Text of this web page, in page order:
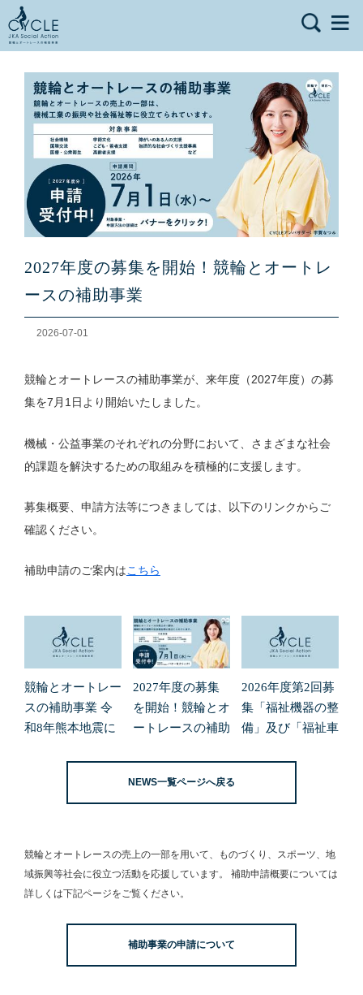
2027年度の募集を開始！競輪とオートレ
ースの補助事業
2026-07-01
競輪とオートレースの補助事業が、来年度（2027年度）の募
集を7月1日より開始いたしました。
機械・公益事業のそれぞれの分野において、さまざまな社会
的課題を解決するための取組みを積極的に支援します。
募集概要、申請方法等につきましては、以下のリンクからご
確認ください。
補助申請のご案内はこちら
競輪とオートレー
スの補助事業 令
和8年熊本地震に
2027年度の募集
を開始！競輪とオ
ートレースの補助
2026年度第2回募
集「福祉機器の整
備」及び「福祉車
NEWS一覧ページへ戻る
競輪とオートレースの売上の一部を用いて、
ものづくり、スポーツ、地
域振興等社会に役立つ活動を応援しています。
補助申請概要については
詳しくは下記ページをご覧ください。
補助事業の申請について